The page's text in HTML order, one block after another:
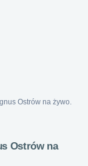
Ostrów na żywo.
Ostrów na